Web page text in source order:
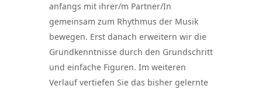
anfangs mit ihrer/m Partner/In
gemeinsam zum Rhythmus der Musik
bewegen. Erst danach erweitern wir die
Grundkenntnisse durch den Grundschritt
und einfache Figuren. Im weiteren
Verlauf vertiefen Sie das bisher gelernte